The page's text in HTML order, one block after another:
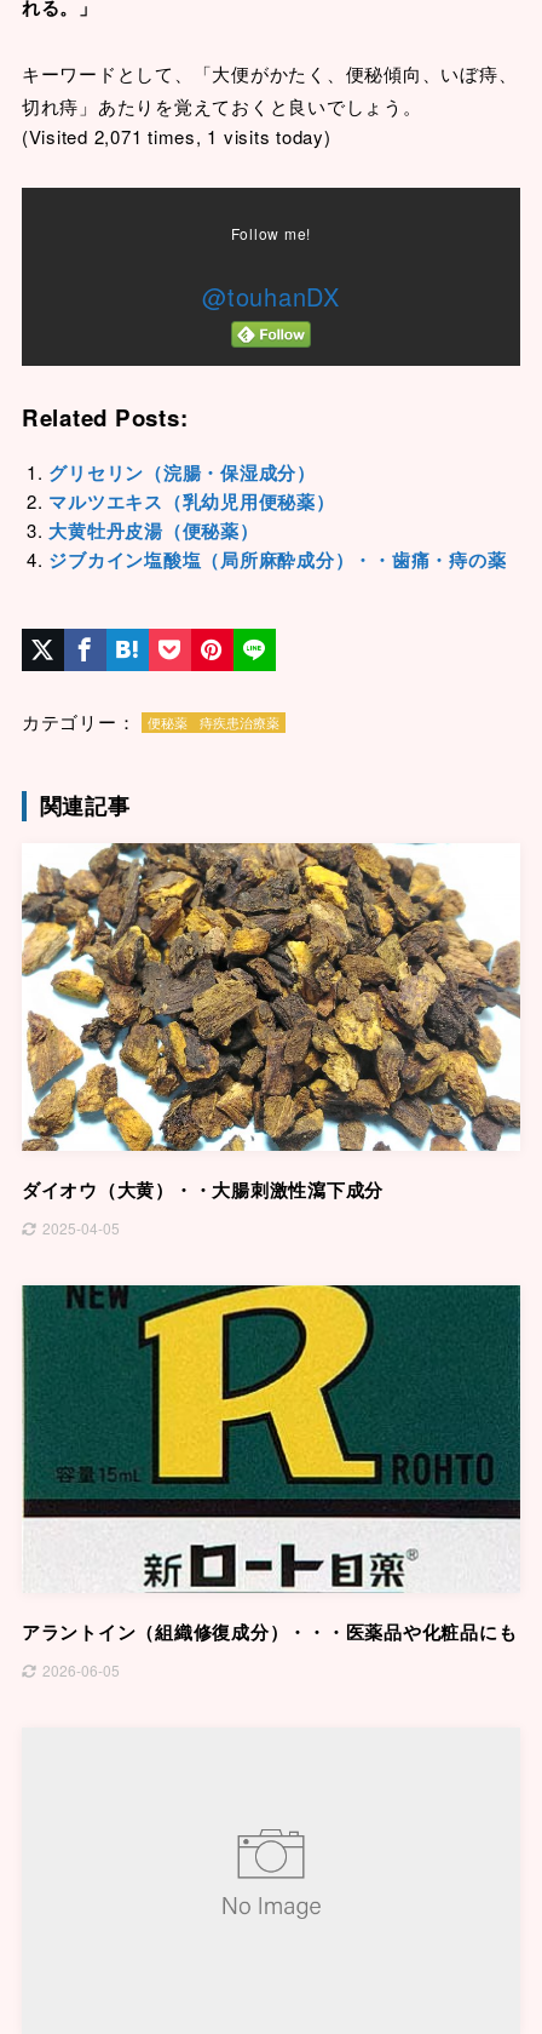
れる。」
キーワードとして、「大便がかたく、便秘傾向、いぼ痔、
切れ痔」あたりを覚えておくと良いでしょう。
(Visited 2,071 times, 1 visits today)
Follow me!
@touhanDX
Related Posts:
グリセリン（浣腸・保湿成分）
マルツエキス（乳幼児用便秘薬）
大黄牡丹皮湯（便秘薬）
ジブカイン塩酸塩（局所麻酔成分）・・歯痛・痔の薬
カテゴリー： 便秘薬 痔疾患治療薬
関連記事
ダイオウ（大黄）・・大腸刺激性瀉下成分
2025-04-05
アラントイン（組織修復成分）・・・医薬品や化粧品にも
2026-06-05